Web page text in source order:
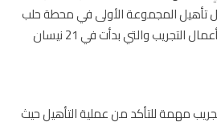
المجموعة الأولى في محطة حلب
الحرارية، مضيفاً أنه تتم حالياً أعمال التجريب والتي بدأت في 21 نيسان
للتأكد من عملية التأهيل حيث